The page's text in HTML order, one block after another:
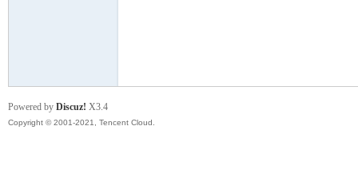
Powered by Discuz! X3.4
Copyright © 2001-2021, Tencent Cloud.